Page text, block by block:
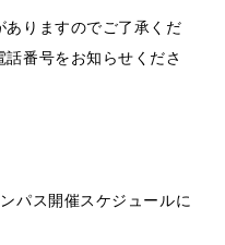
りますのでご了承くだ
番号をお知らせくださ
パス開催スケジュールに